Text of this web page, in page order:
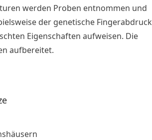
werden Proben entnommen und
der genetische Fingerabdruck
Eigenschaften aufweisen. Die
aufbereitet.